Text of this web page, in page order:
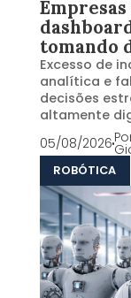
tomando
Excesso de
analítica e
decisões
altamente
05/08/2026
ROBÓTICA